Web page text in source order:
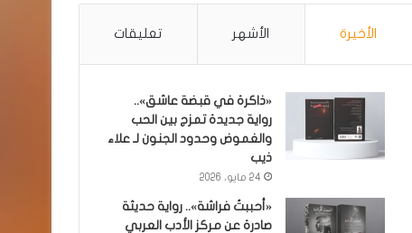
الأخيرة الأشهر تعليقات
«ذاكرة في قبضة عاشق»..
رواية جديدة تمزج بين الحب
والغموض وحدود الجنون لـ علاء
ذيب
24 مايو، 2026
«أحببتُ فراشة».. رواية حديثة
صادرة عن مركز الأدب العربي